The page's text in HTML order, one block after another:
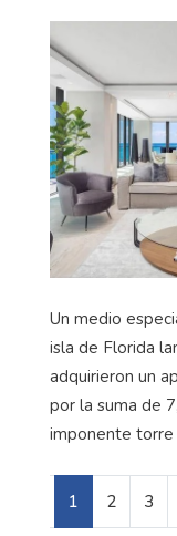
Un medio
isla de Florida
adquirieron un
por la suma de
imponente torre
1 2 3